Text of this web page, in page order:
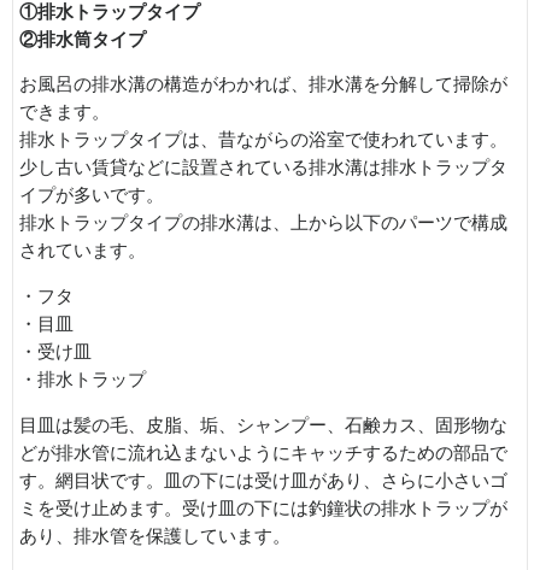
①排水トラップタイプ
②排水筒タイプ
お風呂の排水溝の構造がわかれば、排水溝を分解して掃除が
できます。
排水トラップタイプは、昔ながらの浴室で使われています。
少し古い賃貸などに設置されている排水溝は排水トラップタ
イプが多いです。
排水トラップタイプの排水溝は、上から以下のパーツで構成
されています。
・フタ
・目皿
・受け皿
・排水トラップ
目皿は髪の毛、皮脂、垢、シャンプー、石鹸カス、固形物な
どが排水管に流れ込まないようにキャッチするための部品で
す。網目状です。皿の下には受け皿があり、さらに小さいゴ
ミを受け止めます。受け皿の下には釣鐘状の排水トラップが
あり、排水管を保護しています。